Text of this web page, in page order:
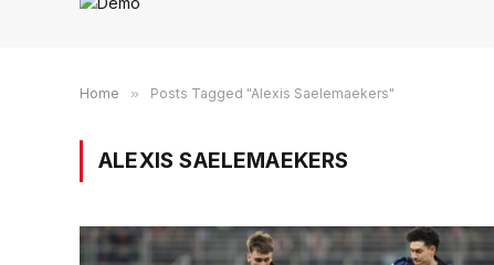
Home » Posts Tagged "Alexis Saelemaekers"
ALEXIS SAELEMAEKERS